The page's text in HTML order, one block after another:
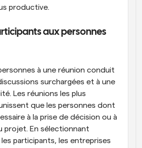
productive.
aux personnes
à une réunion conduit
surchargées et à une
Les réunions les plus
que les personnes dont
à la prise de décision ou à
projet. En sélectionnant
participants, les entreprises